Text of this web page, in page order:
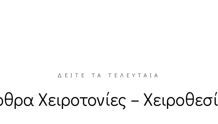
ΔΕΙΤΕ ΤΑ ΤΕΛΕΥΤΑΙΑ
Χειροτονίες –